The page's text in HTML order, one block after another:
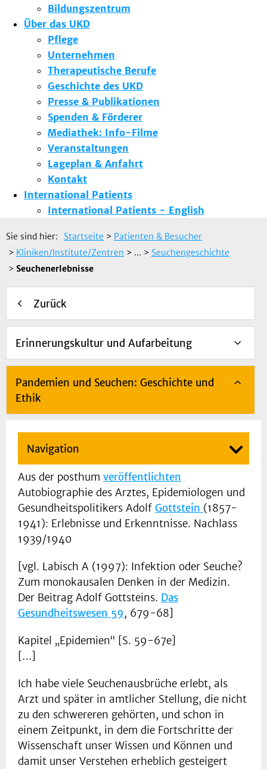
Bildungszentrum
Über das UKD
Pflege
Unternehmen
Therapeutische Berufe
Geschichte des UKD
Presse & Publikationen
Spenden & Förderer
Mediathek: Info-Filme
Veranstaltungen
Lageplan & Anfahrt
Kontakt
International Patients
International Patients - English
Sie sind hier: Startseite > Patienten & Besucher
> Kliniken/Institute/Zentren > ... > Seuchengeschichte
> Seuchenerlebnisse
Zurück
Erinnerungskultur und Aufarbeitung
Pandemien und Seuchen: Geschichte und
Ethik
Navigation
Aus der posthum veröffentlichten
Autobiographie des Arztes, Epidemiologen und
Gesundheitspolitikers Adolf Gottstein (1857-
1941): Erlebnisse und Erkenntnisse. Nachlass
1939/1940
[vgl. Labisch A (1997): Infektion oder Seuche?
Zum monokausalen Denken in der Medizin.
Der Beitrag Adolf Gottsteins. Das
Gesundheitswesen 59, 679-68]
Kapitel „Epidemien“ [S. 59-67e]
[…]
Ich habe viele Seuchenausbrüche erlebt, als
Arzt und später in amtlicher Stellung, die nicht
zu den schwereren gehörten, und schon in
einem Zeitpunkt, in dem die Fortschritte der
Wissenschaft unser Wissen und Können und
damit unser Verstehen erheblich gesteigert